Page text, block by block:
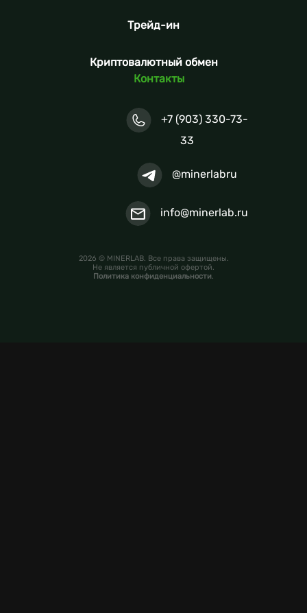
Трейд-ин
Криптовалютный обмен
Контакты
+7 (903) 330-73-
33
@minerlabru
info@minerlab.ru
2026 © MINERLAB. Все права защищены.
Не является публичной офертой.
Политика конфиденциальности.